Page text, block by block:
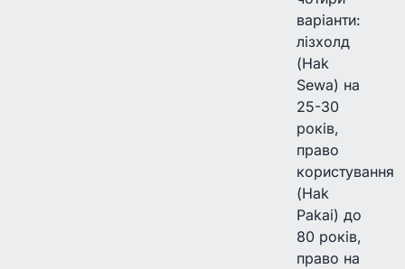
варіанти:
лізхолд
(Hak
Sewa) на
25-30
років,
право
користування
(Hak
Pakai) до
80 років,
право на